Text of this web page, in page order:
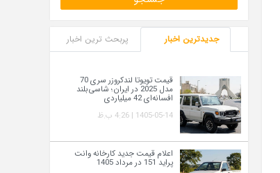
جدیدترین اخبار پربحث ترین اخبار
قیمت تویوتا لندکروزر سری 70
مدل 2025 در ایران؛ شاسی‌بلند
افسانه‌ای 42 میلیاردی
1405-05-14 | 4:26 ب.ظ
اعلام قیمت جدید کارخانه وانت
پراید 151 در مرداد 1405